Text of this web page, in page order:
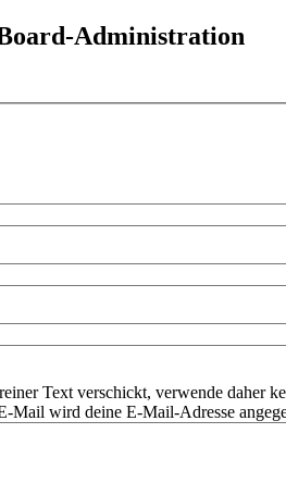
Administration
Text verschickt, verwende daher
Mail wird deine E-Mail-Adresse